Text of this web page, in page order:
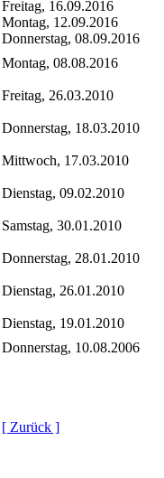
Freitag, 16.09.2016
Montag, 12.09.2016
Donnerstag, 08.09.2016
Montag, 08.08.2016
Freitag, 26.03.2010
Donnerstag, 18.03.2010
Mittwoch, 17.03.2010
Dienstag, 09.02.2010
Samstag, 30.01.2010
Donnerstag, 28.01.2010
Dienstag, 26.01.2010
Dienstag, 19.01.2010
Donnerstag, 10.08.2006
[ Zurück ]